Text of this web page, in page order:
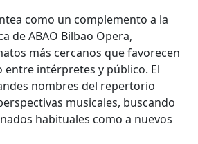
como un complemento a la
de ABAO Bilbao Opera,
más cercanos que favorecen
intérpretes y público. El
nombres del repertorio
musicales, buscando
habituales como a nuevos